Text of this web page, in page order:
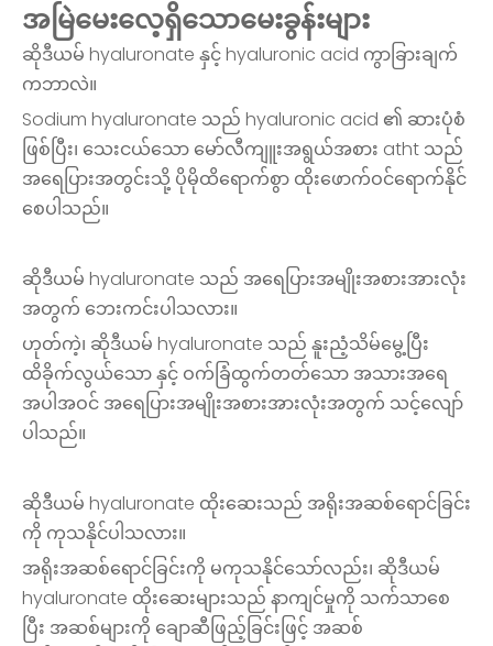
အမြဲမေးလေ့ရှိသောမေးခွန်းများ
ဆိုဒီယမ် hyaluronate နှင့် hyaluronic acid ကွာခြားချက်
ကဘာလဲ။
Sodium hyaluronate သည် hyaluronic acid ၏ ဆားပုံစံ
ဖြစ်ပြီး၊ သေးငယ်သော မော်လီကျူးအရွယ်အစား atht သည်
အရေပြားအတွင်းသို့ ပိုမိုထိရောက်စွာ ထိုးဖောက်ဝင်ရောက်နိုင်
စေပါသည်။
ဆိုဒီယမ် hyaluronate သည် အရေပြားအမျိုးအစားအားလုံး
အတွက် ဘေးကင်းပါသလား။
ဟုတ်ကဲ့၊ ဆိုဒီယမ် hyaluronate သည် နူးညံ့သိမ်မွေ့ပြီး
ထိခိုက်လွယ်သော နှင့် ဝက်ခြံထွက်တတ်သော အသားအရေ
အပါအဝင် အရေပြားအမျိုးအစားအားလုံးအတွက် သင့်လျော်
ပါသည်။
ဆိုဒီယမ် hyaluronate ထိုးဆေးသည် အရိုးအဆစ်ရောင်ခြင်း
ကို ကုသနိုင်ပါသလား။
အရိုးအဆစ်ရောင်ခြင်းကို မကုသနိုင်သော်လည်း၊ ဆိုဒီယမ်
hyaluronate ထိုးဆေးများသည် နာကျင်မှုကို သက်သာစေ
ပြီး အဆစ်များကို ချောဆီဖြည့်ခြင်းဖြင့် အဆစ်